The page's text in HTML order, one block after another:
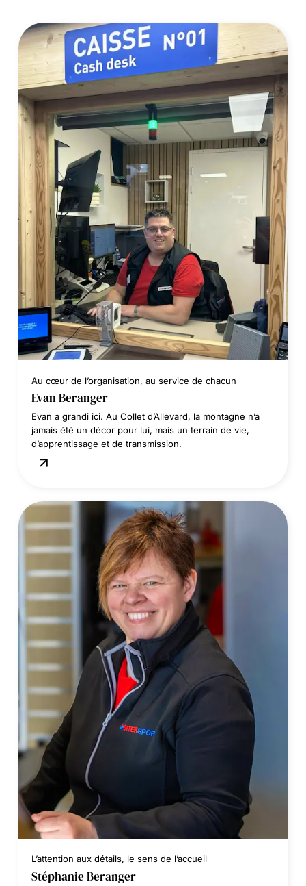
Au cœur de l’organisation, au service de chacun
Evan Beranger
Evan a grandi ici. Au Collet d’Allevard, la montagne n’a
jamais été un décor pour lui, mais un terrain de vie,
d’apprentissage et de transmission.
L’attention aux détails, le sens de l’accueil
Stéphanie Beranger